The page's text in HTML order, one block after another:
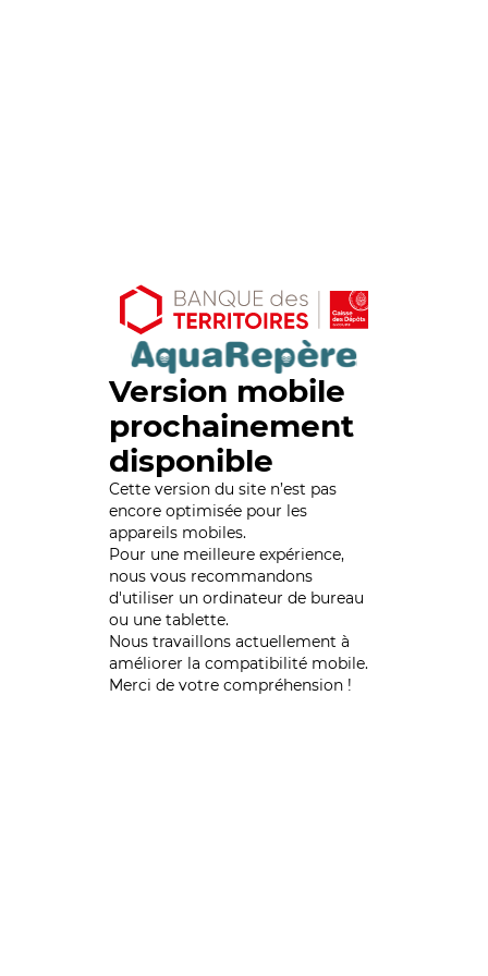
Version mobile
prochainement
disponible
Cette version du site n’est pas
encore optimisée pour les
appareils mobiles.
Pour une meilleure expérience,
nous vous recommandons
d'utiliser un ordinateur de bureau
ou une tablette.
Nous travaillons actuellement à
améliorer la compatibilité mobile.
Merci de votre compréhension !